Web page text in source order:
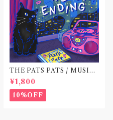
THE PATS PATS / MUSIC
NEVER ENDING(CD作品)
¥1,800
10%OFF